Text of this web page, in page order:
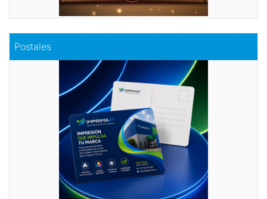
Postales
Dale vida a tus emociones con nuestras
postales.
Comprar
Comprar